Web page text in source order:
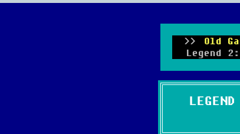
Old
Legend